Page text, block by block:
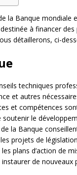
la Banque
à financer
détaillerons, ci-
techniques
et autres
et compétences
le
la Banque
projets de
plans d’action de
de